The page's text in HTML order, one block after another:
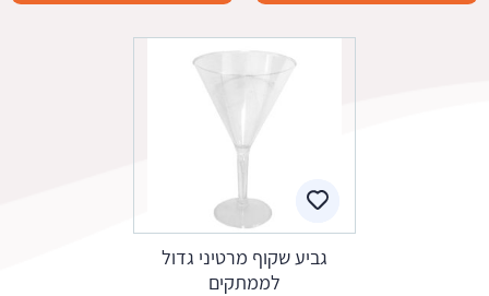
גביע שקוף מרטיני גדול
לממתקים